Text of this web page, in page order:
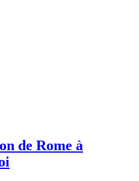
de Rome à